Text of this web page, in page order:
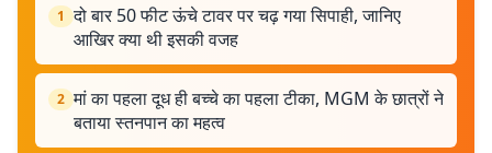
1 दो बार 50 फीट ऊंचे टावर पर चढ़ गया सिपाही, जानिए
आखिर क्या थी इसकी वजह
2 मां का पहला दूध ही बच्चे का पहला टीका, MGM के छात्रों ने
बताया स्तनपान का महत्व